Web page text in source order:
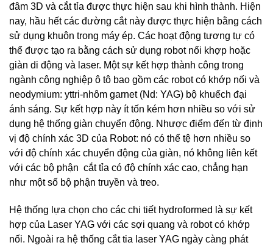
đâm 3D và cắt tỉa được thực hiện sau khi hình thành. Hiện
nay, hầu hết các đường cắt này được thực hiện bằng cách
sử dụng khuôn trong máy ép. Các hoạt động tương tự có
thể được tạo ra bằng cách sử dụng robot nối khợp hoặc
giàn di động và laser. Một sự kết hợp thành công trong
ngành công nghiệp ô tô bao gồm các robot có khớp nối và
neodymium: yttri-nhôm garnet (Nd: YAG) bộ khuếch đại
ánh sáng. Sự kết hợp này ít tốn kém hơn nhiều so với sử
dụng hệ thống giàn chuyển động. Nhược điểm đến từ định
vị độ chính xác 3D của Robot: nó có thể tệ hơn nhiều so
với độ chính xác chuyển động của giàn, nó không liên kết
với các bộ phận cắt tỉa có độ chính xác cao, chẳng hạn
như một số bộ phận truyền và treo.
Hệ thống lựa chọn cho các chi tiết hydroformed là sự kết
hợp của Laser YAG với các sợi quang và robot có khớp
nối. Ngoài ra hệ thống cắt tia laser YAG ngày càng phát